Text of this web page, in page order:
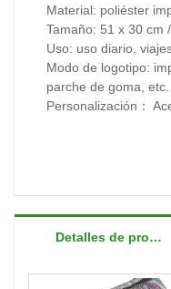
la parte posterior& 1
organizar agujas de
otras herramientas
pulgadas.
llevarlo en el brazo.
lugar.
Material: poliéster
Tamaño: 51 x 30 cm
Uso: uso diario,
Modo de logotipo:
parche de goma, etc.
Personalización：
Detalles de producto